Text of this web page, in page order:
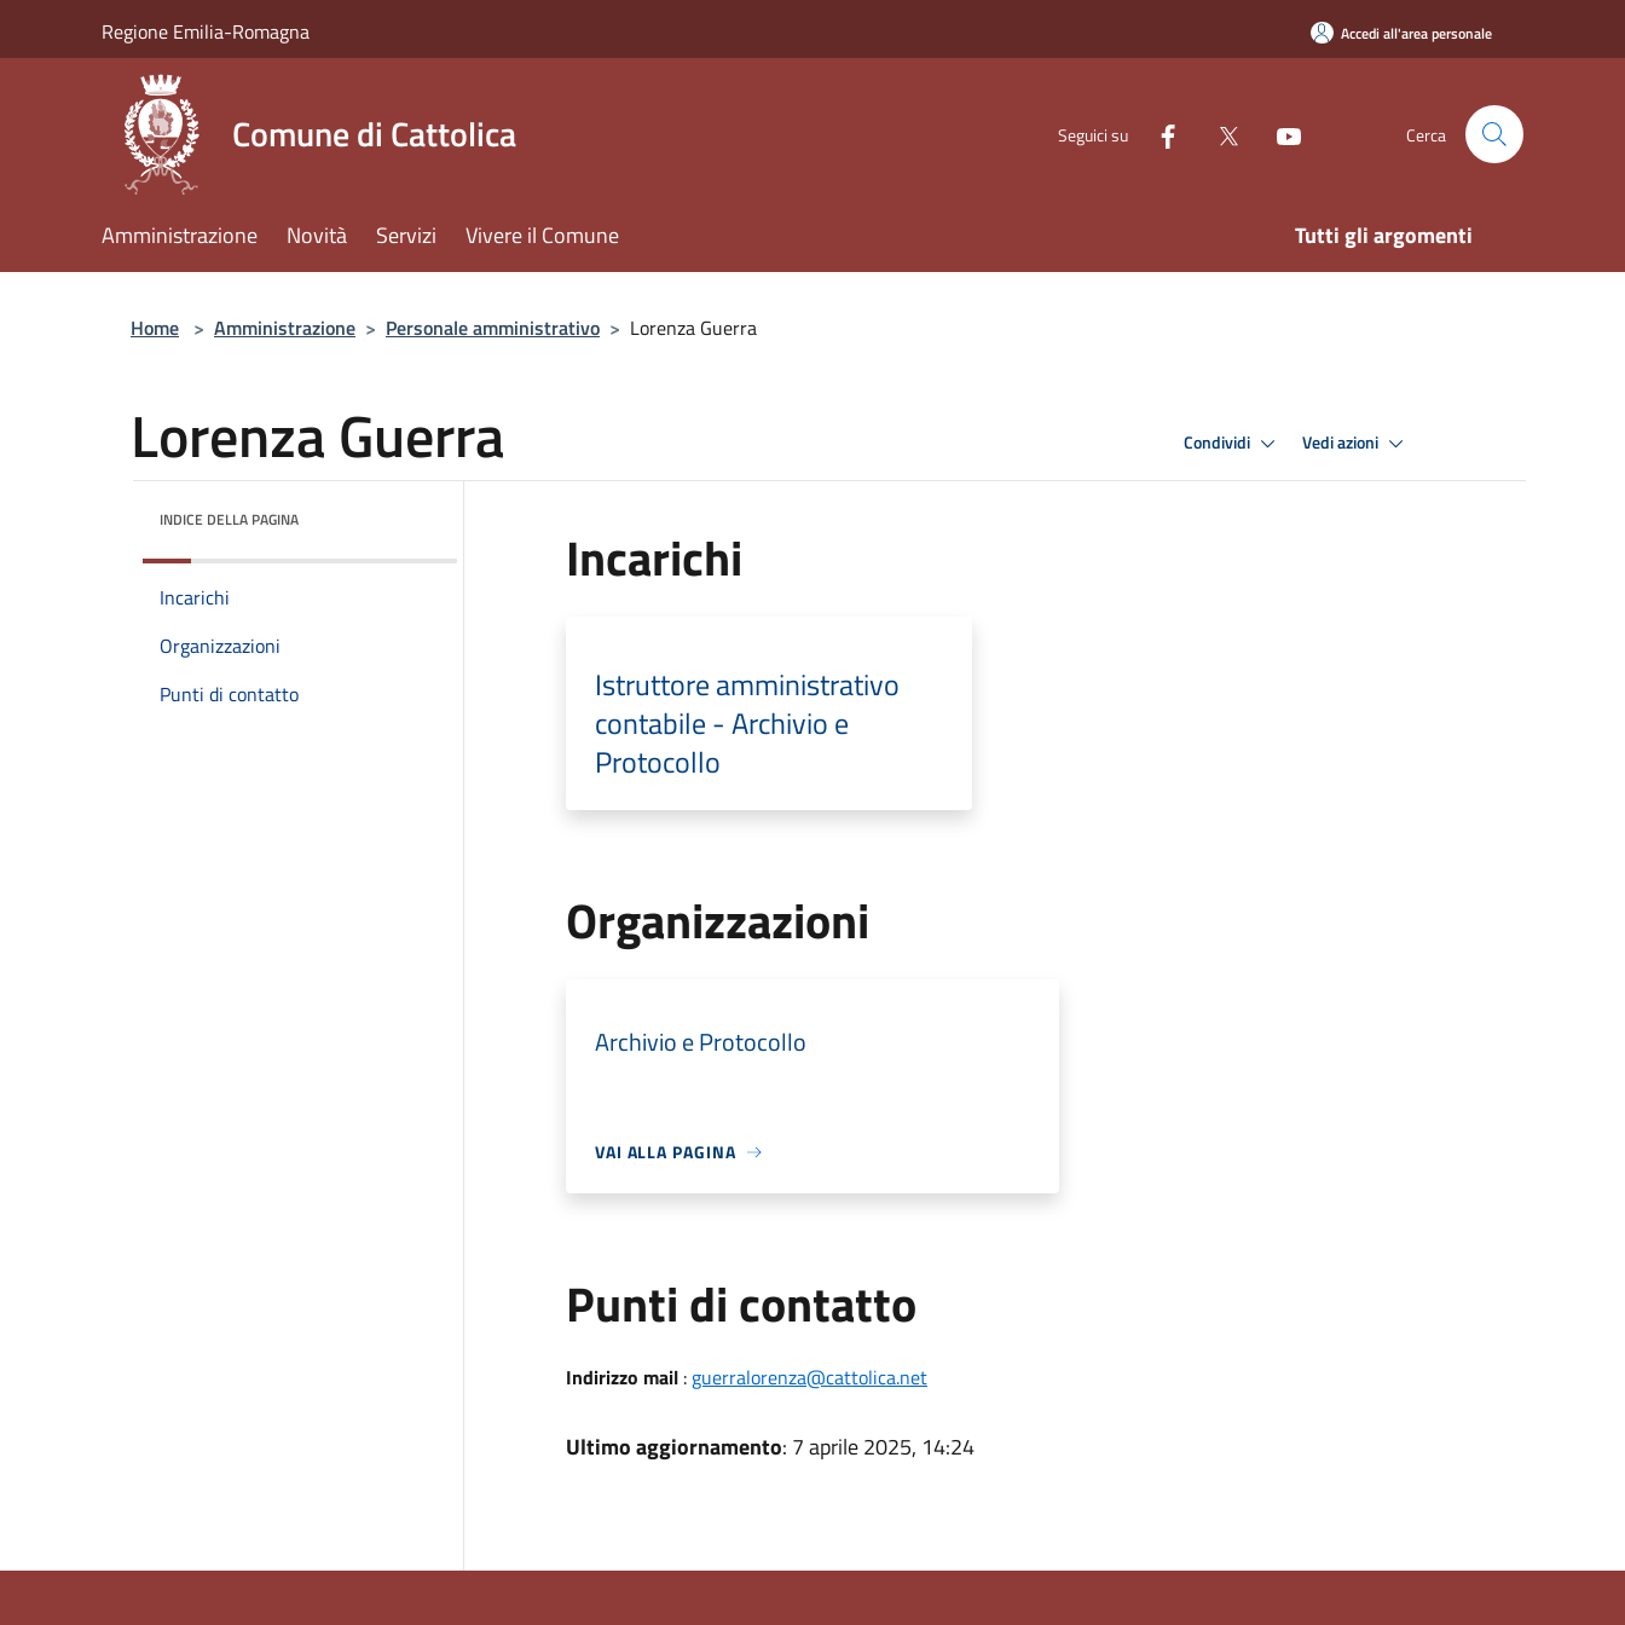
Regione Emilia-Romagna Accedi all'area personale
Comune di Cattolica Seguici su Cerca
Amministrazione Novità Servizi Vivere il Comune Tutti gli argomenti
Home > Amministrazione > Personale amministrativo > Lorenza Guerra
Lorenza Guerra Condividi Vedi azioni
INDICE DELLA PAGINA
Incarichi
Organizzazioni
Punti di contatto
Incarichi
Istruttore amministrativo
contabile - Archivio e
Protocollo
Organizzazioni
Archivio e Protocollo
VAI ALLA PAGINA
Punti di contatto
Indirizzo mail: guerralorenza@cattolica.net
Ultimo aggiornamento: 7 aprile 2025, 14:24